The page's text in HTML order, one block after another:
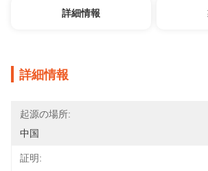
詳細情報
詳細情報
起源の場所:
中国
証明: